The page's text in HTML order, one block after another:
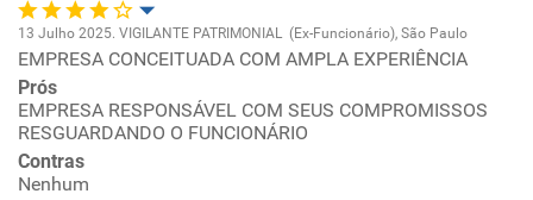
Recomenda a diretoria
Oportunidade de promoção
Ambiente de trabalho
Conciliação com a vida familiar
13 Julho 2025. VIGILANTE PATRIMONIAL (Ex-Funcionário), São Paulo
EMPRESA CONCEITUADA COM AMPLA EXPERIÊNCIA
Prós
EMPRESA RESPONSÁVEL COM SEUS COMPROMISSOS
RESGUARDANDO O FUNCIONÁRIO
Contras
Nenhum